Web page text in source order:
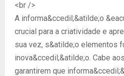
<br />
A informa&ccedil;&atilde;o
crucial para a criatividade e
sua vez, s&atilde;o elementos
inova&ccedil;&atilde;o. Cabe
garantirem que